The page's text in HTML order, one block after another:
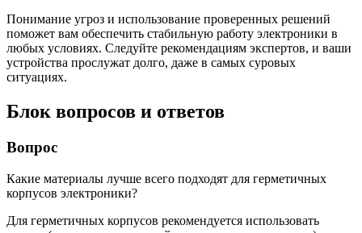
Понимание угроз и использование проверенных решений
поможет вам обеспечить стабильную работу электроники в
любых условиях. Следуйте рекомендациям экспертов, и ваши
устройства прослужат долго, даже в самых суровых
ситуациях.
Блок вопросов и ответов
Вопрос
Какие материалы лучше всего подходят для герметичных
корпусов электроники?
Для герметичных корпусов рекомендуется использовать